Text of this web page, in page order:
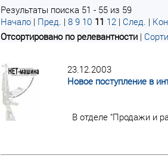
Результаты поиска 51 - 55 из 59
Начало | Пред. | 8 9 10 11 12 | След. |
Отсортировано по релевантности |
23.12.2003
Новое поступление в
В отделе "Продажи и